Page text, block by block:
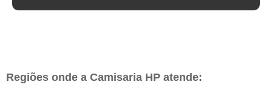
Regiões onde a Camisaria HP atende: